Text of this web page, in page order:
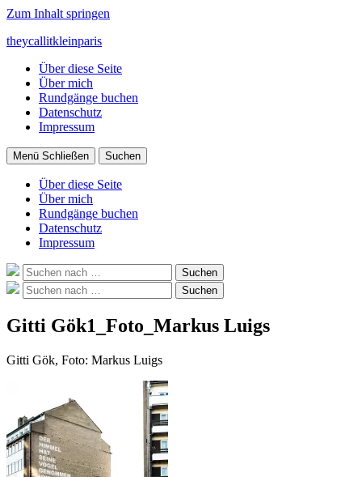
Zum Inhalt springen
theycallitkleinparis
Über diese Seite
Über mich
Rundgänge buchen
Datenschutz
Impressum
Menü Schließen Suchen
Über diese Seite
Über mich
Rundgänge buchen
Datenschutz
Impressum
Suche
nach:
Suchen
Suche
nach:
Suchen
Gitti Gök1_Foto_Markus Luigs
Gitti Gök, Foto: Markus Luigs